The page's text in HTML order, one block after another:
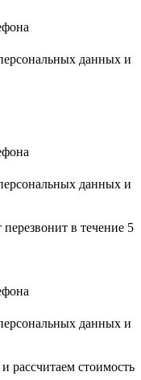
данных и
данных и
в течение 5
данных и
рассчитаем стоимость